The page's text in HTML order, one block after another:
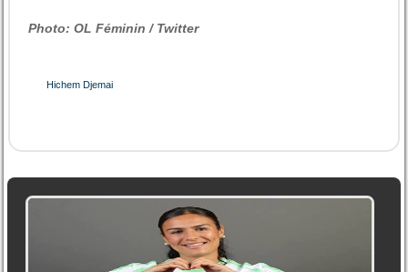
Photo: OL Féminin / Twitter
Hichem Djemai